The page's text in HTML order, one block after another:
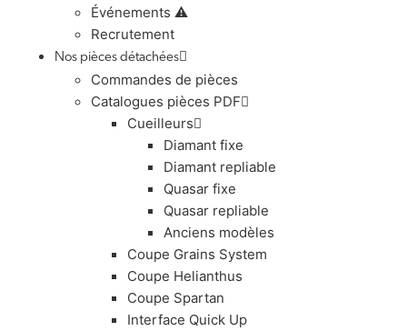
Événements ⚠️
Recrutement
Nos pièces détachées
Commandes de pièces
Catalogues pièces PDF
Cueilleurs
Diamant fixe
Diamant repliable
Quasar fixe
Quasar repliable
Anciens modèles
Coupe Grains System
Coupe Helianthus
Coupe Spartan
Interface Quick Up